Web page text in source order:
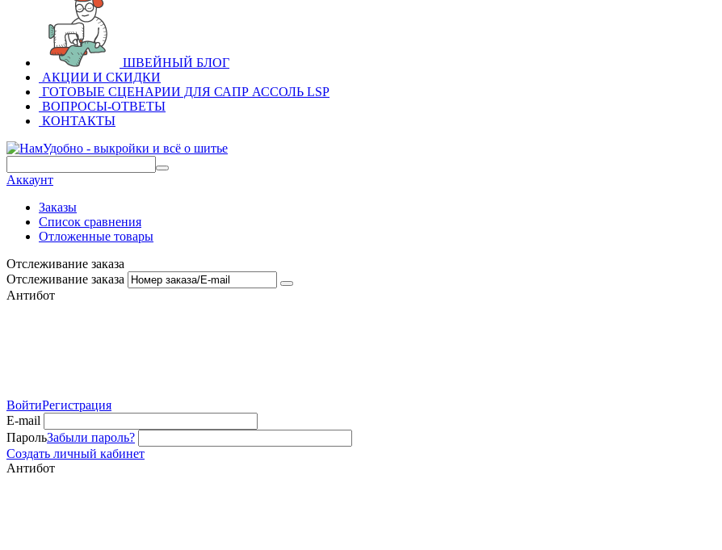
ШВЕЙНЫЙ БЛОГ
АКЦИИ И СКИДКИ
ГОТОВЫЕ СЦЕНАРИИ ДЛЯ САПР АССОЛЬ LSP
ВОПРОСЫ-ОТВЕТЫ
КОНТАКТЫ
Аккаунт
Заказы
Список сравнения
Отложенные товары
Отслеживание заказа
Отслеживание заказа
Антибот
ВойтиРегистрация
E-mail
ПарольЗабыли пароль?
Создать личный кабинет
Антибот